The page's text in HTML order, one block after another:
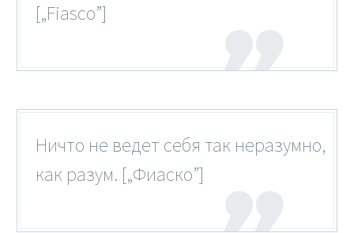
[„Fiasco”]
Ничто не ведет себя так неразумно,
как разум. [„Фиаско”]